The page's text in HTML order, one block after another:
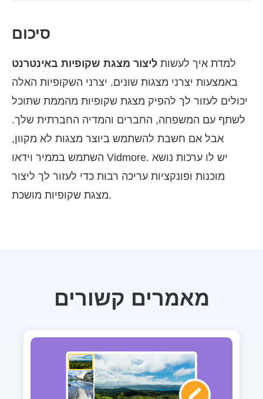
סיכום
למדת איך לעשות ליצור מצגת שקופיות באינטרנט
באמצעות יצרני מצגות שונים. יצרני השקופיות האלה
יכולים לעזור לך להפיק מצגת שקופיות מהממת שתוכל
לשתף עם המשפחה, החברים והמדיה החברתית שלך.
אבל אם חשבת להשתמש ביוצר מצגות לא מקוון,
השתמש בממיר וידאו Vidmore. יש לו ערכות נושא
מוכנות ופונקציות עריכה רבות כדי לעזור לך ליצור
מצגת שקופיות מושכת.
מאמרים קשורים